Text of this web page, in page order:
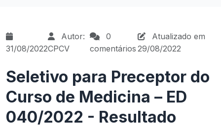
31/08/2022
Autor:
CPCV
0
comentários
Atualizado em
29/08/2022
Seletivo para Preceptor do
Curso de Medicina – ED
040/2022 - Resultado